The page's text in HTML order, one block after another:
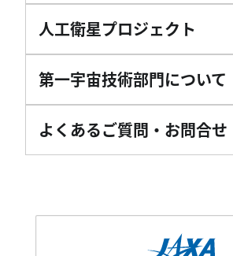
人工衛星プロジェクト
第一宇宙技術部門について
よくあるご質問・お問合せ